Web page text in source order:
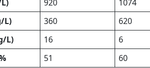
920 1074
L)
360 620
L)
16 6
51 60